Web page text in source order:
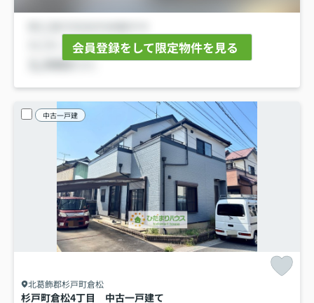
会員登録をして限定物件を見る
中古一戸建
北葛飾郡杉戸町倉松
杉戸町倉松4丁目 中古一戸建て